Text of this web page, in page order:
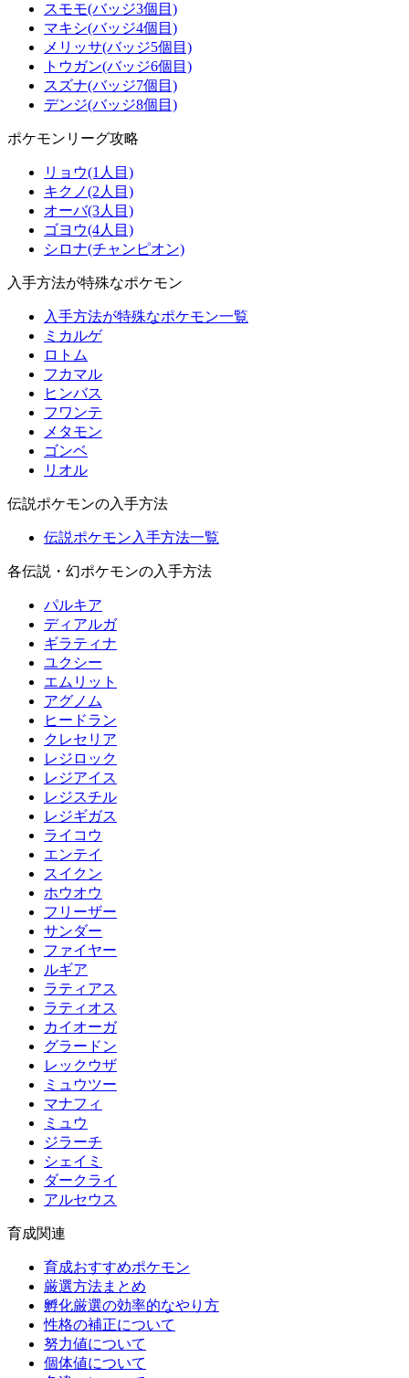
スモモ(バッジ3個目)
マキシ(バッジ4個目)
メリッサ(バッジ5個目)
トウガン(バッジ6個目)
スズナ(バッジ7個目)
デンジ(バッジ8個目)
ポケモンリーグ攻略
リョウ(1人目)
キクノ(2人目)
オーバ(3人目)
ゴヨウ(4人目)
シロナ(チャンピオン)
入手方法が特殊なポケモン
入手方法が特殊なポケモン一覧
ミカルゲ
ロトム
フカマル
ヒンバス
フワンテ
メタモン
ゴンベ
リオル
伝説ポケモンの入手方法
伝説ポケモン入手方法一覧
各伝説・幻ポケモンの入手方法
パルキア
ディアルガ
ギラティナ
ユクシー
エムリット
アグノム
ヒードラン
クレセリア
レジロック
レジアイス
レジスチル
レジギガス
ライコウ
エンテイ
スイクン
ホウオウ
フリーザー
サンダー
ファイヤー
ルギア
ラティアス
ラティオス
カイオーガ
グラードン
レックウザ
ミュウツー
マナフィ
ミュウ
ジラーチ
シェイミ
ダークライ
アルセウス
育成関連
育成おすすめポケモン
厳選方法まとめ
孵化厳選の効率的なやり方
性格の補正について
努力値について
個体値について